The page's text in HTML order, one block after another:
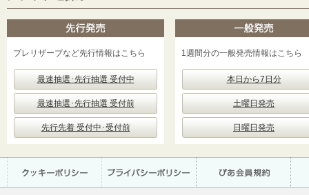
プレリザーブなど先行情報はこちら
最速抽選･先行抽選 受付中
最速抽選･先行抽選 受付前
先行先着 受付中･受付前
1週間分の一般発売情報はこちら
本日から7日分
土曜日発売
日曜日発売